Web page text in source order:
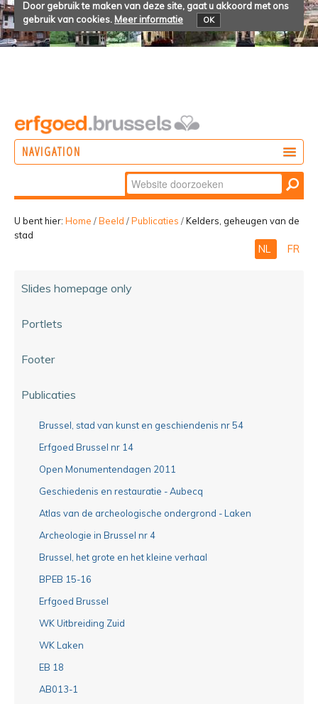
Door gebruik te maken van deze site, gaat u akkoord met ons
gebruik van cookies. Meer informatie OK
NAVIGATION
Zoek
Geavanceerd
zoeken...
U bent hier: Home /Beeld /Publicaties /Kelders, geheugen van de
stad
NL FR
Slides homepage only
Portlets
Footer
Publicaties
Brussel, stad van kunst en geschiendenis nr 54
Erfgoed Brussel nr 14
Open Monumentendagen 2011
Geschiedenis en restauratie - Aubecq
Atlas van de archeologische ondergrond - Laken
Archeologie in Brussel nr 4
Brussel, het grote en het kleine verhaal
BPEB 15-16
Erfgoed Brussel
WK Uitbreiding Zuid
WK Laken
EB 18
AB013-1